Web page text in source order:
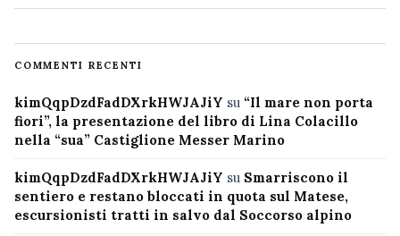
COMMENTI RECENTI
kimQqpDzdFadDXrkHWJAJiY su “Il mare non porta
fiori”, la presentazione del libro di Lina Colacillo
nella “sua” Castiglione Messer Marino
kimQqpDzdFadDXrkHWJAJiY su Smarriscono il
sentiero e restano bloccati in quota sul Matese,
escursionisti tratti in salvo dal Soccorso alpino